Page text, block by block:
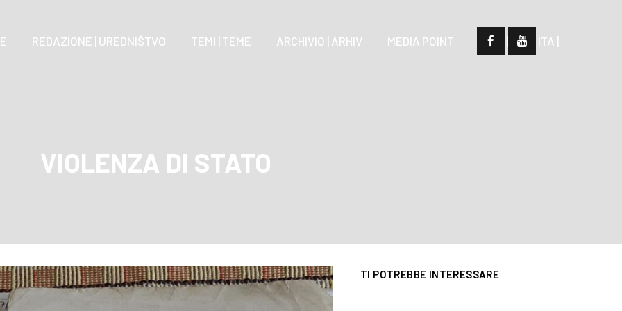
REDAZIONE | UREDNIŠTVO TEMI | TEME ARCHIVIO | ARHIV MEDIA POINT | SLO | | ITA |
VIOLENZA DI STATO
TI POTREBBE INTERESSARE